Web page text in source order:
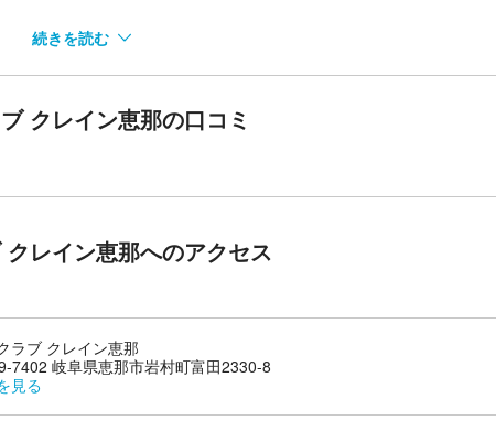
手袋（軍手可）、足首まである長ズボン、靴下、袖付シャツ（ポロシ
り一例です。お連れ様との同時受講は2名まで可能です。未成年者は
続きを読む
クレイン恵那の口コミ
レイン恵那へのアクセス
ラブ クレイン恵那
7402 岐阜県恵那市岩村町富田2330-8
見る